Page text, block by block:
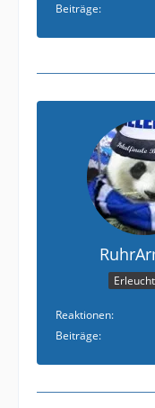
Beiträge
Reaktionen
Beiträge